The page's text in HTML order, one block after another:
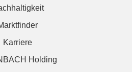
Karriere
Holding